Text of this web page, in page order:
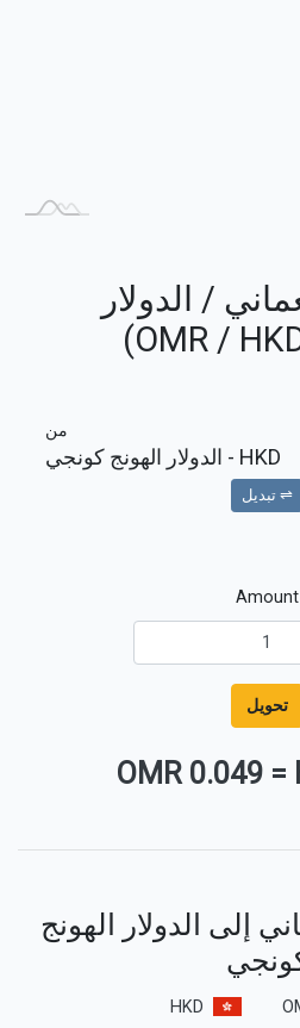
/ الدولار
من
HKD - الدولار الهونج كونجي
⇌ تبديل
Amount
تحويل
=
0.049 OMR
إلى الدولار الهونج
HKD